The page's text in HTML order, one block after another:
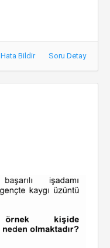
Hata Bildir Soru Detay